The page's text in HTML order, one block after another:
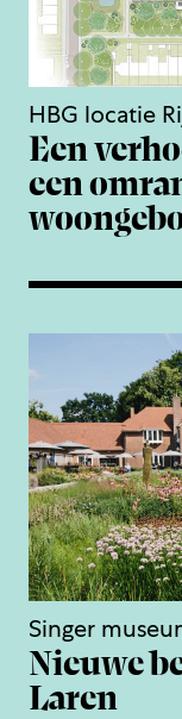
HBG locatie
Een
een
Singer
Nieuwe
Laren